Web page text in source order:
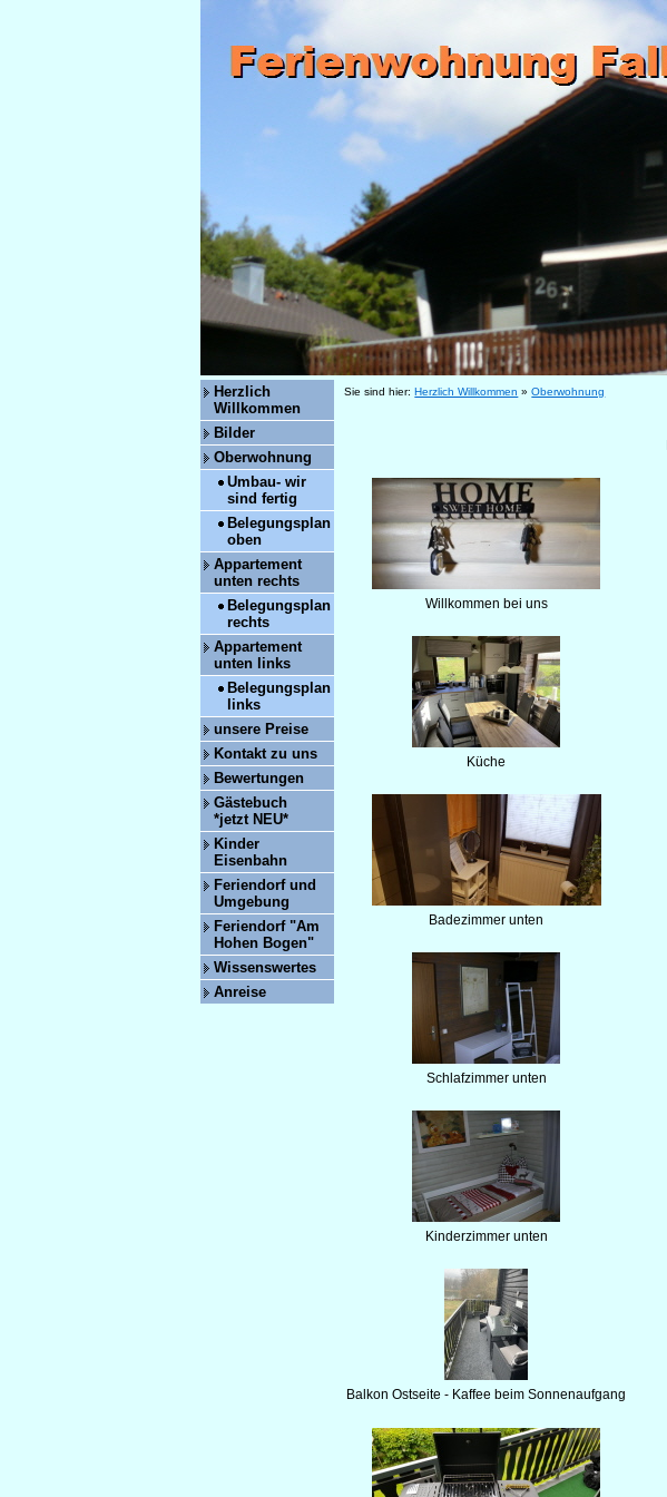
Herzlich
Willkommen
Bilder
Oberwohnung
Umbau- wir
sind fertig
Belegungsplan
oben
Appartement
unten rechts
Belegungsplan
rechts
Appartement
unten links
Belegungsplan
links
unsere Preise
Kontakt zu uns
Bewertungen
Gästebuch
*jetzt NEU*
Kinder
Eisenbahn
Feriendorf und
Umgebung
Feriendorf "Am
Hohen Bogen"
Wissenswertes
Anreise
Sie sind hier:Herzlich Willkommen »Oberwohnung
Willkommen bei uns
Küche
Badezimmer unten
Schlafzimmer unten
Kinderzimmer unten
Balkon Ostseite - Kaffee beim Sonnenaufgang